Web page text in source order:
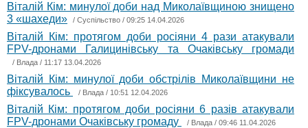
Віталій Кім: минулої доби над Миколаївщиною знищено
3 «шахеди»
/ Суспільство / 09:25 14.04.2026
Віталій Кім: протягом доби росіяни 4 рази атакували
FPV-дронами Галицинівську та Очаківську громади
/ Влада / 11:17 13.04.2026
Віталій Кім: минулої доби обстрілів Миколаївщини не
фіксувалось
/ Влада / 10:51 12.04.2026
Віталій Кім: протягом доби росіяни 6 разів атакували
FPV-дронами Очаківську громаду
/ Влада / 09:46 11.04.2026